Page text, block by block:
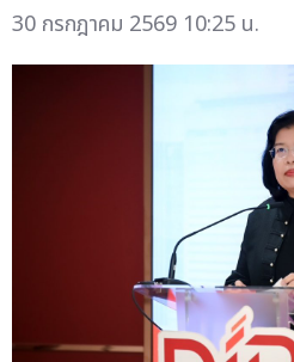
30 กรกฎาคม 2569 10:25 น.